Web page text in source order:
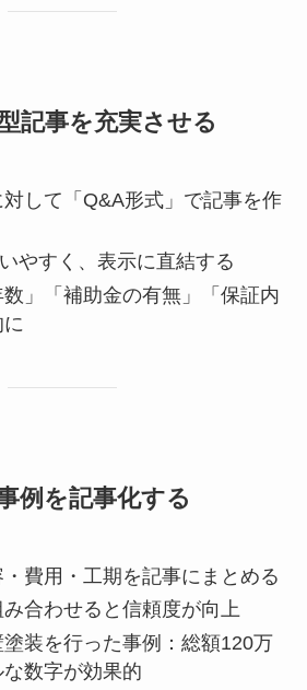
記事を充実させる
して「Q&A形式」で記事を作
やすく、表示に直結する
数」「補助金の有無」「保証内
例を記事化する
費用・工期を記事にまとめる
合わせると信頼度が向上
塗装を行った事例：総額120万
数字が効果的